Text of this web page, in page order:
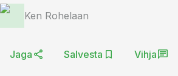
Ken Rohelaan
Jaga Salvesta Vihja